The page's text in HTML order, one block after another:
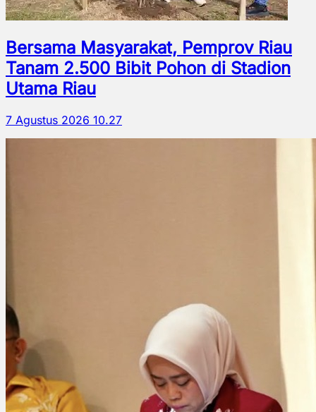
Bersama Masyarakat, Pemprov Riau
Tanam 2.500 Bibit Pohon di Stadion
Utama Riau
7 Agustus 2026 10.27